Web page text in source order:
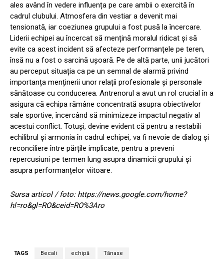
ales având în vedere influența pe care ambii o exercită în
cadrul clubului. Atmosfera din vestiar a devenit mai
tensionată, iar coeziunea grupului a fost pusă la încercare.
Liderii echipei au încercat să mențină moralul ridicat și să
evite ca acest incident să afecteze performanțele pe teren,
însă nu a fost o sarcină ușoară. Pe de altă parte, unii jucători
au perceput situația ca pe un semnal de alarmă privind
importanța menținerii unor relații profesionale și personale
sănătoase cu conducerea. Antrenorul a avut un rol crucial în a
asigura că echipa rămâne concentrată asupra obiectivelor
sale sportive, încercând să minimizeze impactul negativ al
acestui conflict. Totuși, devine evident că pentru a restabili
echilibrul și armonia în cadrul echipei, va fi nevoie de dialog și
reconciliere între părțile implicate, pentru a preveni
repercusiuni pe termen lung asupra dinamicii grupului și
asupra performanțelor viitoare.
Sursa articol / foto: https://news.google.com/home?
hl=ro&gl=RO&ceid=RO%3Aro
TAGS Becali echipă Tănase